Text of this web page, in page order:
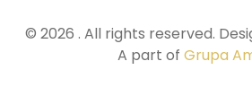
© 2026 . All rights reserved.
A part of Grupa